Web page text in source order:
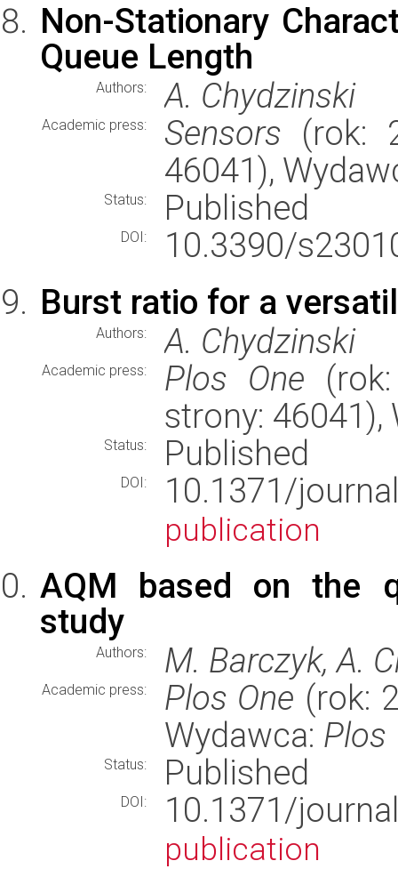
Non-Stationary
Queue Length
Authors: A. Chydzinski
Academic press: Sensors (rok:
46041),
Status: Published
DOI:
10.3390/
Burst ratio for a
Authors: A. Chydzinski
Academic press: Plos One
strony:
Status: Published
DOI: 10.1371/
publication
AQM based on the
study
Authors: M. Barczyk, A.
Academic press: Plos One (rok:
Wydawca: Plos
Status: Published
DOI: 10.1371/
publication